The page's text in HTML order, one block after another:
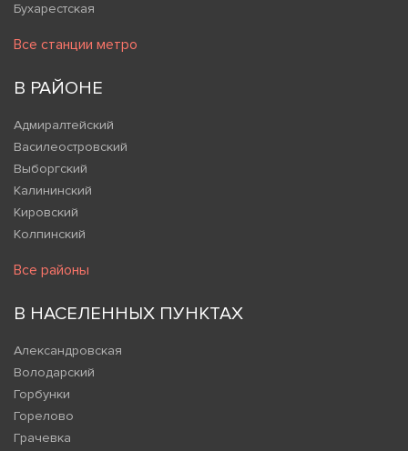
Бухарестская
Все станции метро
В РАЙОНЕ
Адмиралтейский
Василеостровский
Выборгский
Калининский
Кировский
Колпинский
Все районы
В НАСЕЛЕННЫХ ПУНКТАХ
Александровская
Володарский
Горбунки
Горелово
Грачевка